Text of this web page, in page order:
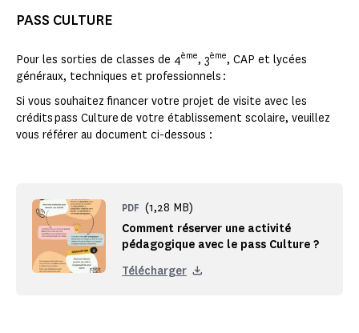
PASS CULTURE
Pour les sorties de classes de 4ème, 3ème, CAP et lycées
généraux, techniques et professionnels :
Si vous souhaitez financer votre projet de visite avec les
crédits pass Culture de votre établissement scolaire, veuillez
vous référer au document ci-dessous :
Comment réserver une activité
pédagogique avec le pass Culture ?
PDF (1,28 MB)
Télécharger